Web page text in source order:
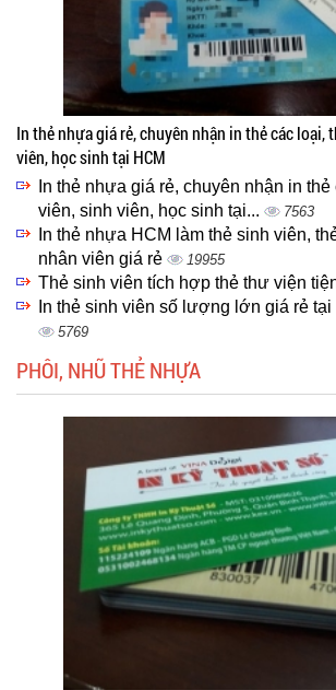
In thẻ nhựa giá rẻ, chuyên nhận in thẻ các loại,
viên, học sinh tại HCM
In thẻ nhựa giá rẻ, chuyên nhận in
viên, sinh viên, học sinh tại...
7563
In thẻ nhựa HCM làm thẻ sinh viên,
nhân viên giá rẻ
19955
Thẻ sinh viên tích hợp thẻ thư viện
In thẻ sinh viên số lượng lớn giá rẻ
5769
PHÔI, NHŨ THẺ NHỰA